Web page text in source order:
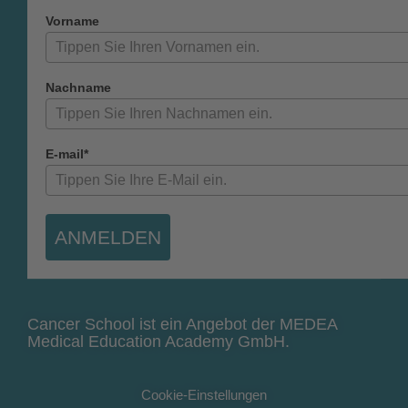
Vorname
Nachname
E-mail*
ANMELDEN
Cancer School ist ein Angebot der MEDEA
Medical Education Academy GmbH.
Cookie-Einstellungen